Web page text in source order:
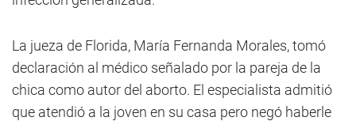
La jueza de Florida, María Fernanda Morales, tomó
declaración al médico señalado por la pareja de la
chica como autor del aborto. El especialista admitió
que atendió a la joven en su casa pero negó haberle